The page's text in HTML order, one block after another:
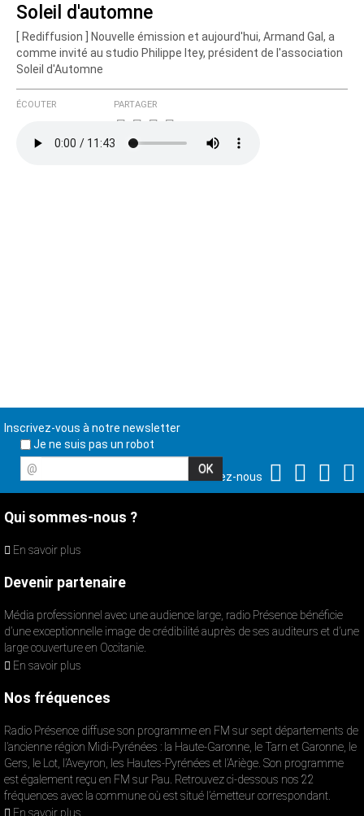
Soleil d'automne
[ Rediffusion ] Nouvelle émission et aujourd'hui, Armand Gal, a
comme invité au studio Philippe Itey, président de l'association
Soleil d'Automne
ÉCOUTER PARTAGER
Inscrivez-vous à notre newsletter
Je ne suis pas un robot
@
Suivez-nous
Qui sommes-nous ?
En savoir plus
Devenir partenaire
Média professionnel avec une audience large, radio Présence bénéficie
d’une exceptionnelle image de crédibilité auprès de ses auditeurs et d’une
large couverture en Occitanie.
En savoir plus
Nos fréquences
Radio Présence diffuse son programme en FM sur sept départements de
l’ancienne région Midi-Pyrénées : la Haute-Garonne, le Tarn et Garonne, le
Gers, le Lot, l’Aveyron, les Hautes-Pyrénées et l’Ariège. Son programme
est également reçu en FM sur Pau. Retrouvez ci-dessous nos 22
fréquences avec la commune où est situé l’émetteur correspondant.
En savoir plus